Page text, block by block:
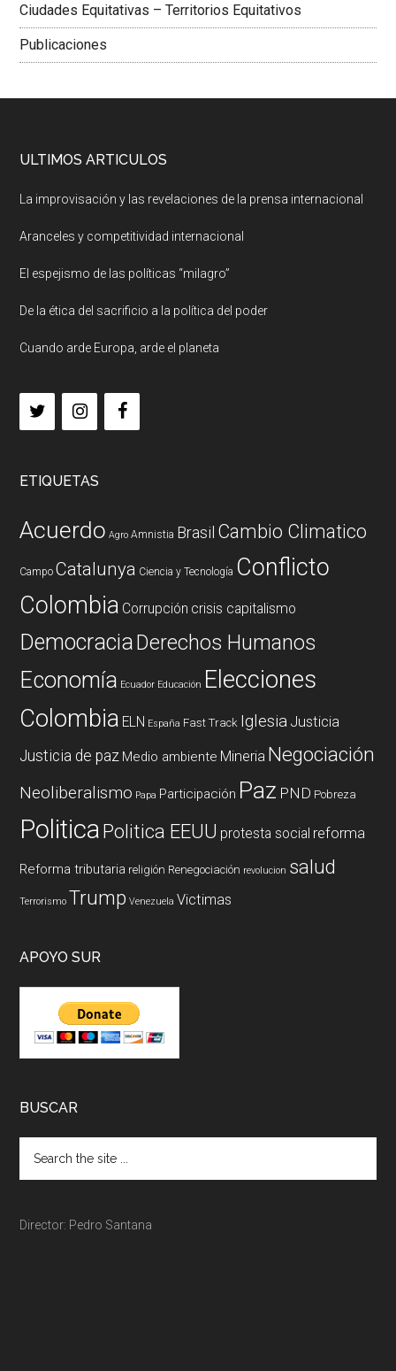
Ciudades Equitativas – Territorios Equitativos
Publicaciones
ULTIMOS ARTICULOS
La improvisación y las revelaciones de la prensa internacional
Aranceles y competitividad internacional
El espejismo de las políticas “milagro”
De la ética del sacrificio a la política del poder
Cuando arde Europa, arde el planeta
ETIQUETAS
Acuerdo Agro Amnistia Brasil Cambio Climatico
Campo Catalunya Ciencia y Tecnología Conflicto
Colombia Corrupción crisis capitalismo
DemocraciaDerechos Humanos
Economía Ecuador Educación Elecciones
Colombia ELN España Fast Track Iglesia Justicia
Justicia de paz Medio ambiente Mineria Negociación
Neoliberalismo Papa Participación Paz PND Pobreza
PoliticaPolitica EEUU protesta social reforma
Reforma tributaria religión Renegociación revolucion salud
Terrorismo Trump Venezuela Victimas
APOYO SUR
BUSCAR
Director: Pedro Santana